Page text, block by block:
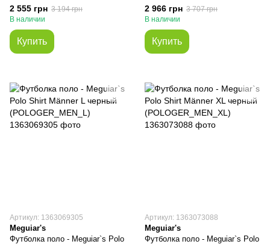
черная/без лого
(DETAILBAG9911)
2 555 грн 3 194 грн
В наличии
Купить
черный
(SOFTSHELLGER_MEN_XXL)
2 966 грн 3 707 грн
В наличии
Купить
Артикул: 1363069305
Meguiar's
Футболка поло - Meguiar`s Polo
Артикул: 1363073088
Meguiar's
Футболка поло - Meguiar`s Polo